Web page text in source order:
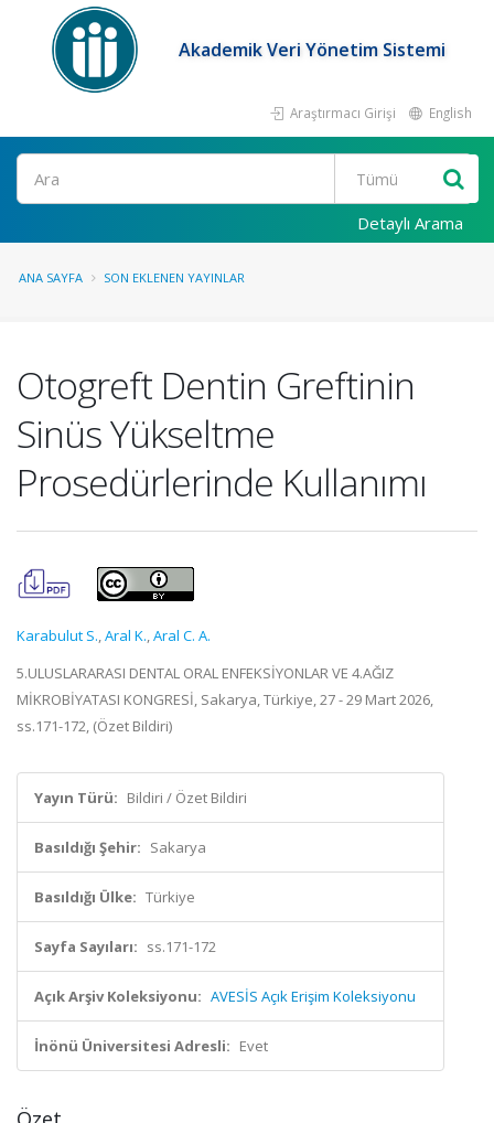
Akademik Veri Yönetim Sistemi
Araştırmacı Girişi English
Ara
Detaylı Arama
ANA SAYFA SON EKLENEN YAYINLAR
Otogreft Dentin Greftinin
Sinüs Yükseltme
Prosedürlerinde Kullanımı
Karabulut S.,Aral K.,Aral C. A.
5.ULUSLARARASI DENTAL ORAL ENFEKSİYONLAR VE 4.AĞIZ
MİKROBİYATASI KONGRESİ, Sakarya, Türkiye, 27 - 29 Mart 2026,
ss.171-172, (Özet Bildiri)
Yayın Türü: Bildiri / Özet Bildiri
Basıldığı Şehir: Sakarya
Basıldığı Ülke: Türkiye
Sayfa Sayıları: ss.171-172
Açık Arşiv Koleksiyonu: AVESİS Açık Erişim Koleksiyonu
İnönü Üniversitesi Adresli: Evet